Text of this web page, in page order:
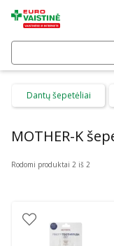
Dantų šepetėliai
MOTHER-K
Rodomi produktai 2 iš 2